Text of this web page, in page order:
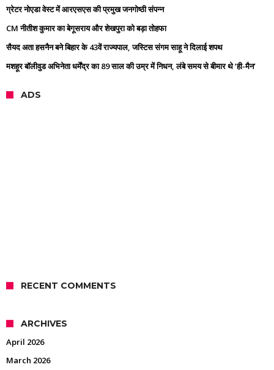
ग्रेटर नोएडा वेस्ट में आरएसएस की प्रमुख जनगोष्ठी संपन्न
CM नीतीश कुमार का बेगूसराय और शेखपुरा को बड़ा तोहफा
सैयद अता हसनैन बने बिहार के 43वें राज्यपाल, जस्टिस संगम साहू ने दिलाई शपथ
मशहूर बॉलीवुड अभिनेता धर्मेंद्र का 89 साल की उम्र में निधन, लंबे समय से बीमार थे ‘ही-मैन’
ADS
RECENT COMMENTS
ARCHIVES
April 2026
March 2026